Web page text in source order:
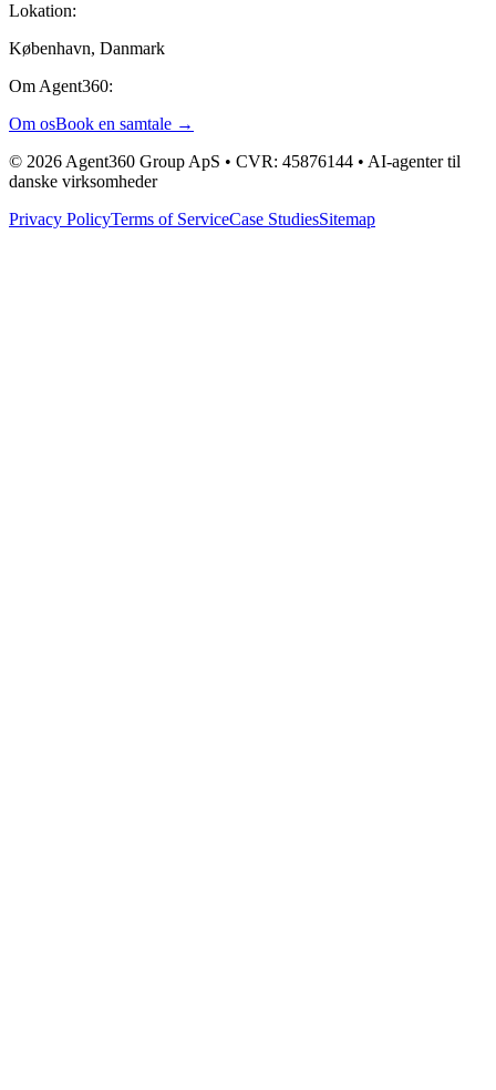
Lokation:
København, Danmark
Om Agent360:
Om osBook en samtale →
© 2026 Agent360 Group ApS • CVR: 45876144 • AI-agenter til
danske virksomheder
Privacy PolicyTerms of ServiceCase StudiesSitemap